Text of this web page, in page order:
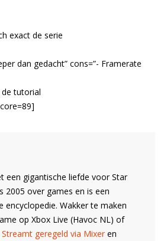
exact de serie
dan gedacht” cons=”- Framerate
de tutorial
een gigantische liefde voor Star
2005 over games en is een
encyclopedie. Wakker te maken
op Xbox Live (Havoc NL) of
Streamt geregeld via Mixeren